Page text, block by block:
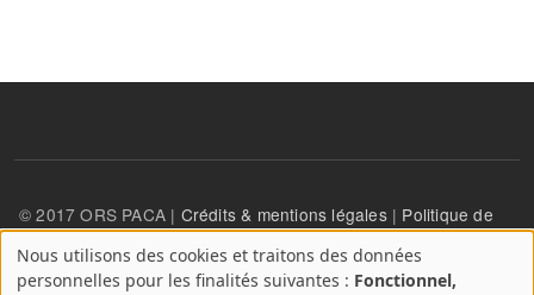
© 2017 ORS PACA | Crédits & mentions légales| Politique de
confidentialité
A
Nous utilisons des cookies et traitons des données
personnelles pour les finalités suivantes : Fonctionnel,